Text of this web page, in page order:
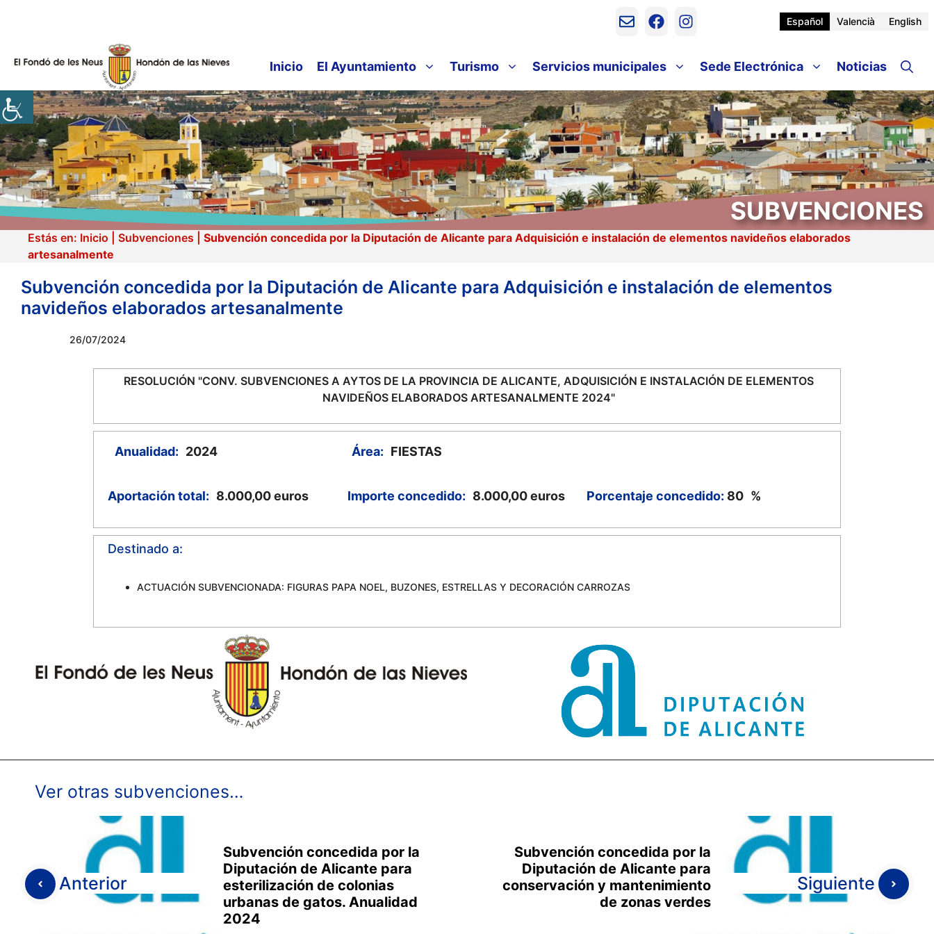
Español Valencià English
Inicio El Ayuntamiento Turismo Servicios municipales Sede Electrónica Noticias
SUBVENCIONES
Estás en: Inicio Subvenciones
Subvención concedida por la Diputación de Alicante para Adquisición e instalación de elementos navideños elaborados
artesanalmente
Subvención concedida por la Diputación de Alicante para Adquisición e instalación de elementos
navideños elaborados artesanalmente
26/07/2024
RESOLUCIÓN "CONV. SUBVENCIONES A AYTOS DE LA PROVINCIA DE ALICANTE, ADQUISICIÓN E INSTALACIÓN DE ELEMENTOS
NAVIDEÑOS ELABORADOS ARTESANALMENTE 2024"
Anualidad: 2024 Área: FIESTAS
Aportación total: 8.000,00 euros Importe concedido: 8.000,00 euros Porcentaje concedido: 80 %
Destinado a:
ACTUACIÓN SUBVENCIONADA: FIGURAS PAPA NOEL, BUZONES, ESTRELLAS Y DECORACIÓN CARROZAS
Ver otras subvenciones…
Anterior
Subvención concedida por la
Diputación de Alicante para
esterilización de colonias
urbanas de gatos. Anualidad
2024
Subvención concedida por la
Diputación de Alicante para
conservación y mantenimiento
de zonas verdes
Siguiente